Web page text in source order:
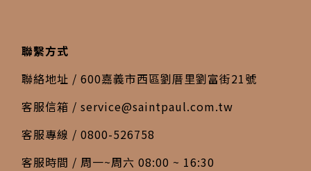
聯繫方式
聯絡地址 / 600嘉義市西區劉厝里劉富街21號
客服信箱 / service@saintpaul.com.tw
客服專線 / 0800-526758
客服時間 / 周一~周六 08:00 ~ 16:30